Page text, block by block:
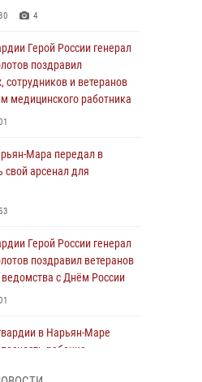
4
Герой России генерал
поздравил
сотрудников и ветеранов
медицинского работника
Мара передал в
свой арсенал для
Герой России генерал
поздравил ветеранов
с Днём России
в Нарьян-Маре
ребенка,